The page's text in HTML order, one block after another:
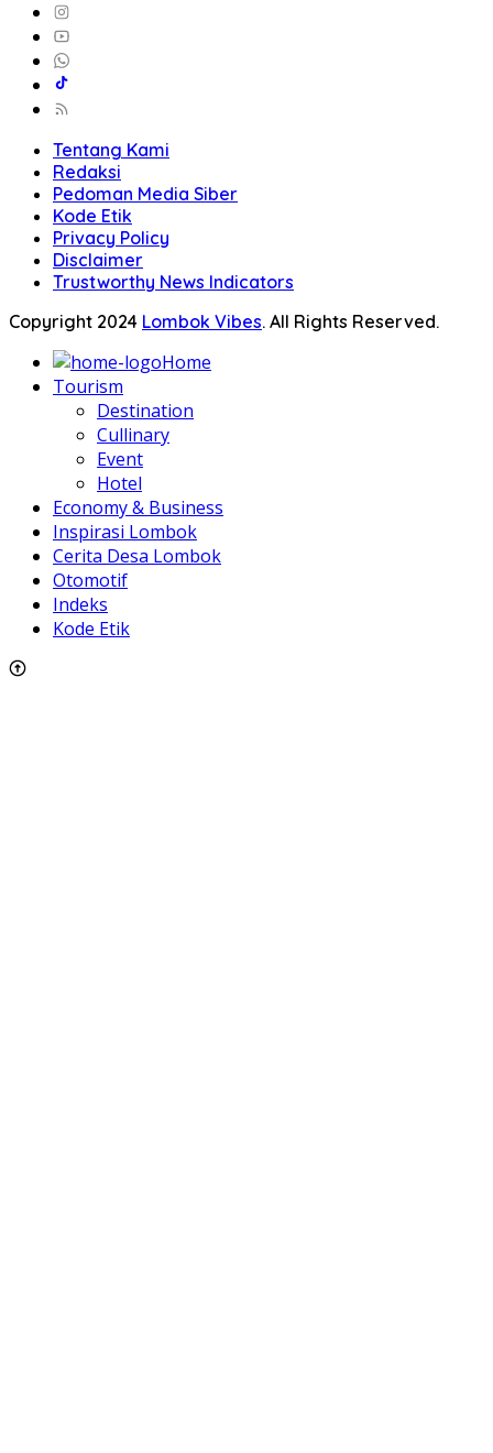
Tentang Kami
Redaksi
Pedoman Media Siber
Kode Etik
Privacy Policy
Disclaimer
Trustworthy News Indicators
Copyright 2024 Lombok Vibes. All Rights Reserved.
Home
Tourism
Destination
Cullinary
Event
Hotel
Economy & Business
Inspirasi Lombok
Cerita Desa Lombok
Otomotif
Indeks
Kode Etik